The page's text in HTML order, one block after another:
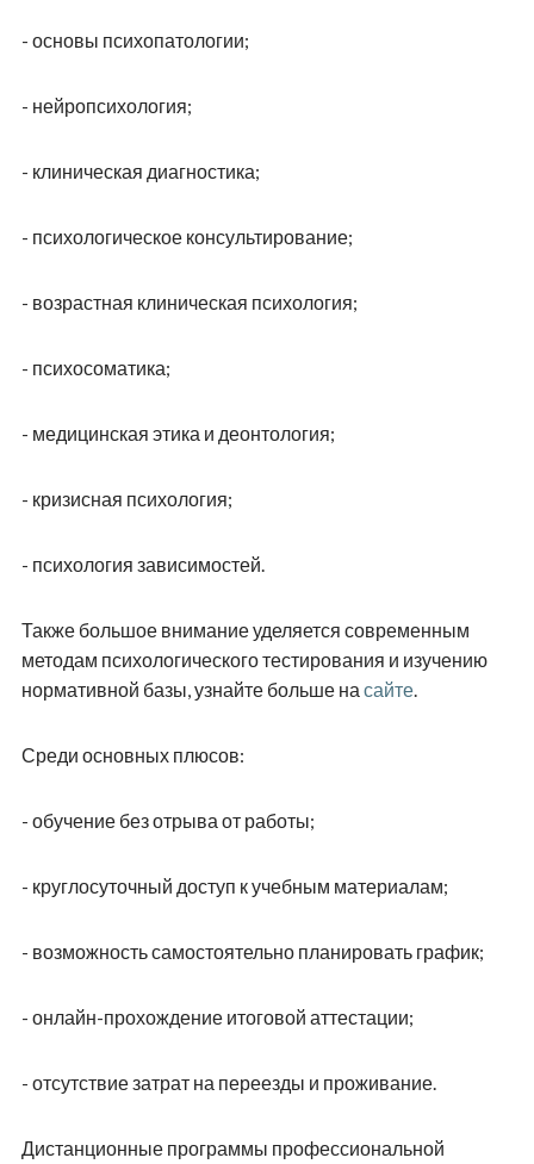
- основы психопатологии;
- нейропсихология;
- клиническая диагностика;
- психологическое консультирование;
- возрастная клиническая психология;
- психосоматика;
- медицинская этика и деонтология;
- кризисная психология;
- психология зависимостей.
Также большое внимание уделяется современным
методам психологического тестирования и изучению
нормативной базы, узнайте больше на сайте.
Среди основных плюсов:
- обучение без отрыва от работы;
- круглосуточный доступ к учебным материалам;
- возможность самостоятельно планировать график;
- онлайн-прохождение итоговой аттестации;
- отсутствие затрат на переезды и проживание.
Дистанционные программы профессиональной